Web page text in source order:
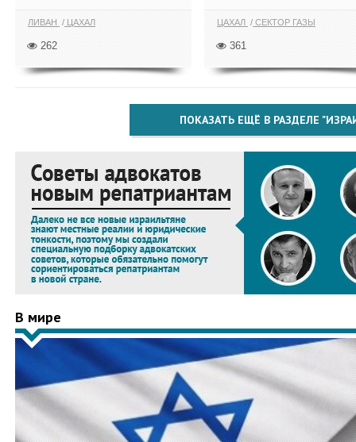
ЛИВАН ЦАХАЛ
262
ЦАХАЛ СЕКТОР ГАЗЫ
361
ПОКАЗАТЬ ЕЩЁ В РАЗДЕЛЕ
В мире